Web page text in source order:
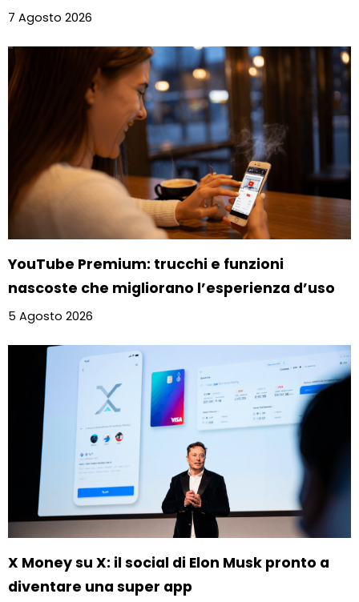
7 Agosto 2026
YouTube Premium: trucchi e funzioni
nascoste che migliorano l’esperienza d’uso
5 Agosto 2026
X Money su X: il social di Elon Musk pronto a
diventare una super app